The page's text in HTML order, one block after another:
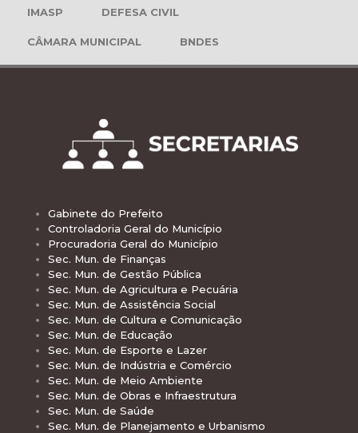
IMASP DEFESA CIVIL
CÂMARA MUNICIPAL BNDES
Gabinete do Prefeito
Controladoria Geral do Município
Procuradoria Geral do Município
Sec. Mun. de Finanças
Sec. Mun. de Gestão Pública
Sec. Mun. de Agricultura e Pecuária
Sec. Mun. de Assistência Social
Sec. Mun. de Cultura e Comunicação
Sec. Mun. de Educação
Sec. Mun. de Esporte e Lazer
Sec. Mun. de Indústria e Comércio
Sec. Mun. de Meio Ambiente
Sec. Mun. de Obras e Infraestrutura
Sec. Mun. de Saúde
Sec. Mun. de Planejamento e Urbanismo